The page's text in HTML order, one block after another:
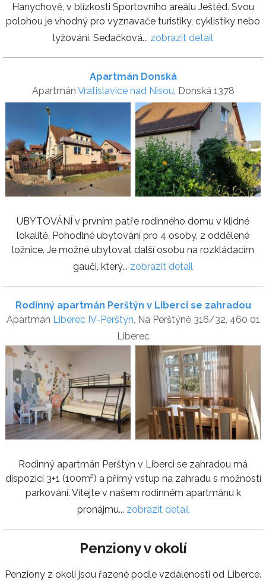
Hanychově, v blízkosti Sportovního areálu Ještěd. Svou
polohou je vhodný pro vyznavače turistiky, cyklistiky nebo
lyžování. Sedačková... zobrazit detail
Apartmán Donská
Apartmán Vratislavice nad Nisou , Donská 1378
UBYTOVÁNÍ v prvním patře rodinného domu v klidné
lokalitě. Pohodlné ubytování pro 4 osoby, 2 oddělené
ložnice. Je možné ubytovat další osobu na rozkládacím
gauči, který... zobrazit detail
Rodinný apartmán Perštýn v Liberci se zahradou
Apartmán Liberec IV-Perštýn, Na Perštýně 316/32, 460 01
Liberec
Rodinný apartmán Perštýn v Liberci se zahradou má
dispozici 3+1 (100m²) a přímý vstup na zahradu s možností
parkování. Vítejte v našem rodinném apartmánu k
pronájmu... zobrazit detail
Penziony v okolí
Penziony z okolí jsou řazené podle vzdálenosti od Liberce.